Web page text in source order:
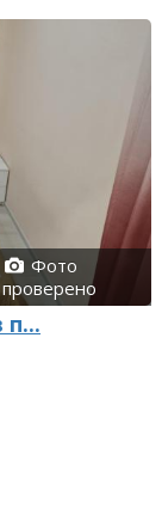
Фото
проверено